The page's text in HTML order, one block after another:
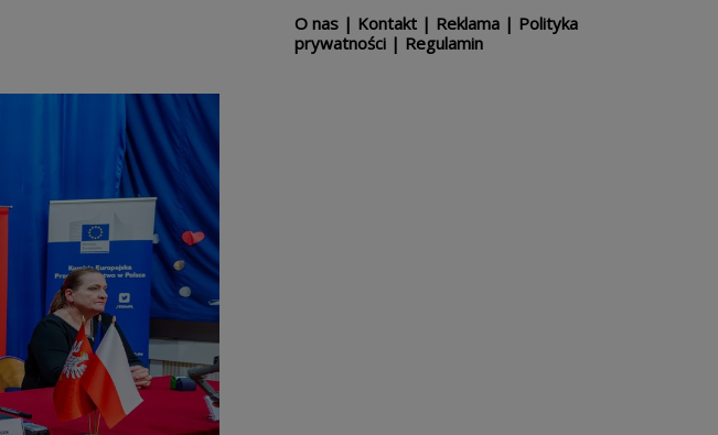
O nas| Kontakt| Reklama| Polityka
prywatności| Regulamin